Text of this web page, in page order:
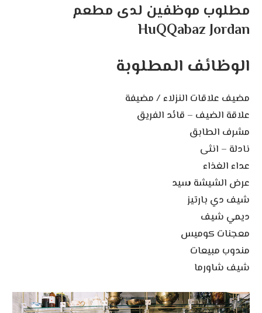
مطلوب موظفين لدى مطعم
HuQQabaz Jordan
الوظائف المطلوبة
مضيف علاقات النزلاء / مضيفة
علاقة الضيف – قائد الفريق
مشرف الطابق
نادلة – انثى
عداء الغذاء
عرض الشيشة سيد
شيف دي بارتيز
ديمي شيف
معجنات كوميس
مندوب مبيعات
شيف شاورما